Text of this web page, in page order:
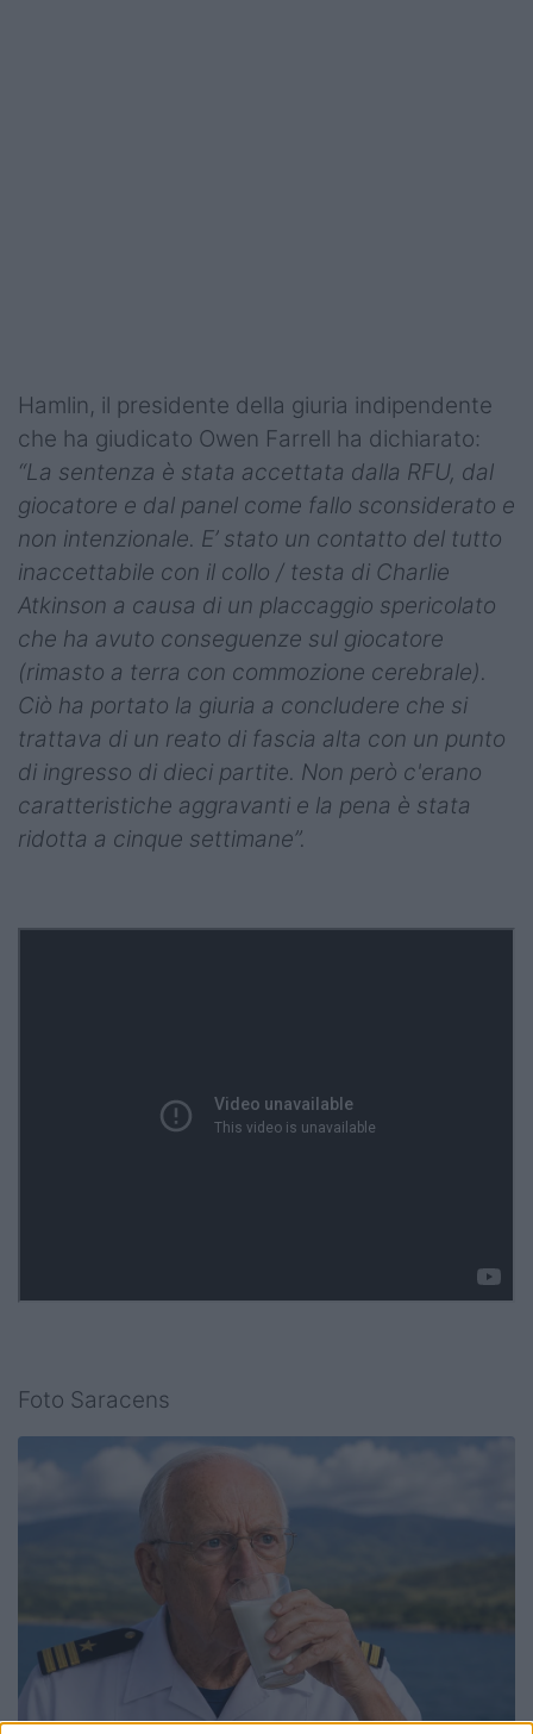
Hamlin, il presidente della giuria indipendente
che ha giudicato Owen Farrell ha dichiarato:
“La sentenza è stata accettata dalla RFU, dal
giocatore e dal panel come fallo sconsiderato e
non intenzionale. E’ stato un contatto del tutto
inaccettabile con il collo / testa di Charlie
Atkinson a causa di un placcaggio spericolato
che ha avuto conseguenze sul giocatore
(rimasto a terra con commozione cerebrale).
Ciò ha portato la giuria a concludere che si
trattava di un reato di fascia alta con un punto
di ingresso di dieci partite. Non però c'erano
caratteristiche aggravanti e la pena è stata
ridotta a cinque settimane”.
Foto Saracens